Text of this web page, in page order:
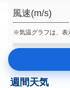
風速(m/s)
※気温グラフは、表
週間天気